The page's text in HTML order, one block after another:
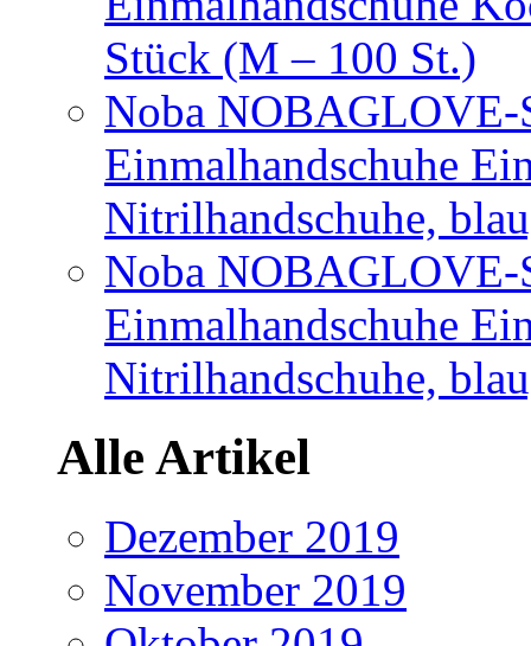
Stück (M – 100 St.)
Noba
Einmalhandschuhe
Nitrilhandschuhe,
Noba
Einmalhandschuhe
Nitrilhandschuhe,
Alle Artikel
Dezember 2019
November 2019